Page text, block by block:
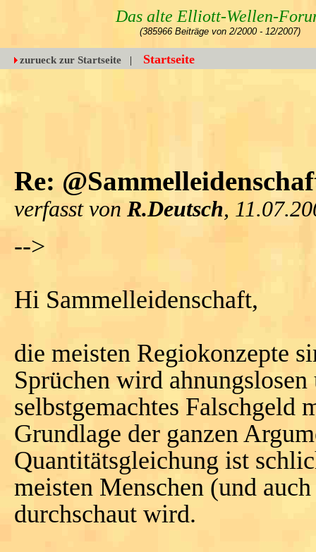
Das alte Elliott-Wellen-
(385966 Beiträge von 2/2000 - 12/2007)
zurueck zur Startseite | Startseite
Re:
verfasst von R.Deutsch,
-->
Hi Sammelleidenschaft,
die meisten Regiokonzepte
Sprüchen wird
selbstgemachtes
Grundlage der ganzen
Quantitätsgleichung ist
meisten Menschen (und
durchschaut wird.